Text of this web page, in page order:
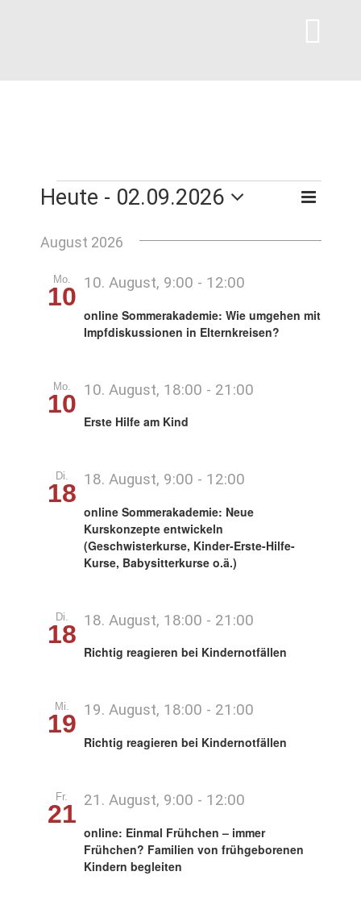
Angebote für Fachkräfte
Veranstaltungskalender
Über mich
Veranstaltungen
Suche
Suche
Liste
Heute - 02.09.2026
wählen.
August 2026
Mo.
10
online Sommerakademie: Wie umgehen mit
Impfdiskussionen in Elternkreisen?
10. August, 9:00 - 12:00
Mo.
10
Erste Hilfe am Kind
10. August, 18:00 - 21:00
Di.
18
online Sommerakademie: Neue
Kurskonzepte entwickeln
(Geschwisterkurse, Kinder-Erste-Hilfe-
Kurse, Babysitterkurse o.ä.)
18. August, 9:00 - 12:00
Di.
18
Richtig reagieren bei Kindernotfällen
18. August, 18:00 - 21:00
Mi.
19
Richtig reagieren bei Kindernotfällen
19. August, 18:00 - 21:00
Fr.
21
online: Einmal Frühchen – immer
Frühchen? Familien von frühgeborenen
Kindern begleiten
21. August, 9:00 - 12:00